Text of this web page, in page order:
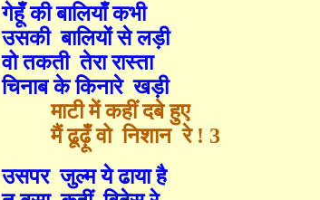
गेहूँ की बालियाँ कभी
उसकी बालियों से लड़ी
वो तकती तेरा रास्ता
चिनाब के किनारे खड़ी
माटी में कहीं दबे हुए
मैं ढूढ़ूँ वो निशान रे ! 3
उसपर जुल्म ये ढाया है